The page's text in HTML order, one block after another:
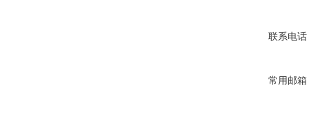
联系电话
常用邮箱